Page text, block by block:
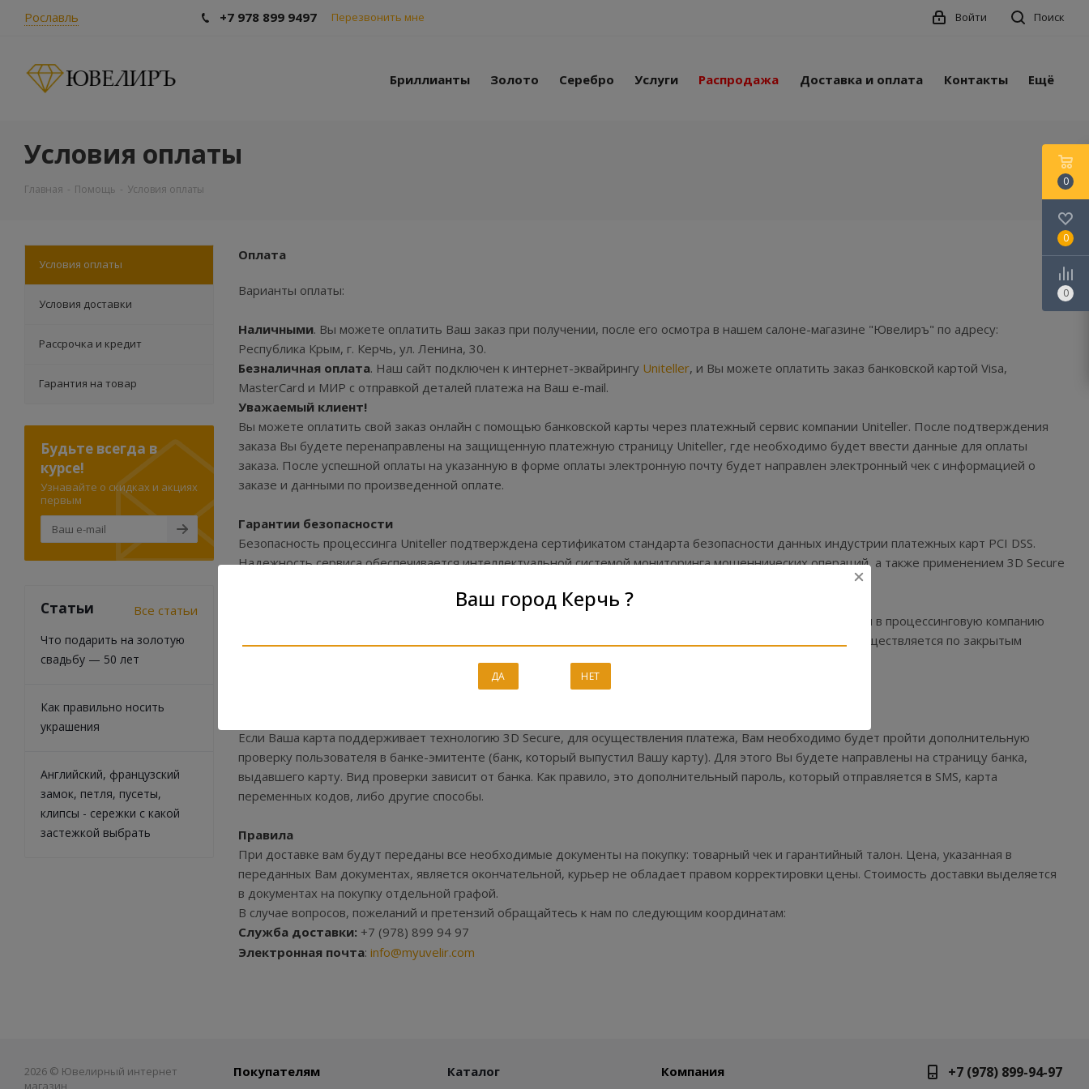
Ваш город Керчь ?
ДА НЕТ
Рославль +7 978 899 9497 Перезвонить мне Поиск
Войти
Бриллианты Золото Серебро Услуги Распродажа Доставка и оплата Контакты Ещё
Условия оплаты
Главная - Помощь - Условия оплаты
Оплата
Варианты оплаты:
Наличными. Вы можете оплатить Ваш заказ при получении, после его осмотра в нашем салоне-магазине "Ювелиръ" по адресу:
Республика Крым, г. Керчь, ул. Ленина, 30.
Безналичная оплата. Наш сайт подключен к интернет-эквайрингу Uniteller, и Вы можете оплатить заказ банковской картой Visa,
MasterCard и МИР с отправкой деталей платежа на Ваш e-mail.
Уважаемый клиент!
Вы можете оплатить свой заказ онлайн с помощью банковской карты через платежный сервис компании Uniteller. После подтверждения
заказа Вы будете перенаправлены на защищенную платежную страницу Uniteller, где необходимо будет ввести данные для оплаты
заказа. После успешной оплаты на указанную в форме оплаты электронную почту будет направлен электронный чек с информацией о
заказе и данными по произведенной оплате.
Гарантии безопасности
Безопасность процессинга Uniteller подтверждена сертификатом стандарта безопасности данных индустрии платежных карт PCI DSS.
Надежность сервиса обеспечивается интеллектуальной системой мониторинга мошеннических операций, а также применением 3D Secure
Данные Вашей карты вводятся на специальной защищенной платежной странице. Передача информации в процессинговую компанию
Uniteller происходит с применением технологии шифрования TLS. Дальнейшая передача информации осуществляется по закрытым
банковским каналам, имеющим наивысший уровень надежности.
Если Ваша карта поддерживает технологию 3D Secure, для осуществления платежа, Вам необходимо будет пройти дополнительную
проверку пользователя в банке-эмитенте (банк, который выпустил Вашу карту). Для этого Вы будете направлены на страницу банка,
выдавшего карту. Вид проверки зависит от банка. Как правило, это дополнительный пароль, который отправляется в SMS, карта
переменных кодов, либо другие способы.
Правила
При доставке вам будут переданы все необходимые документы на покупку: товарный чек и гарантийный талон. Цена, указанная в
переданных Вам документах, является окончательной, курьер не обладает правом корректировки цены. Стоимость доставки выделяется
в документах на покупку отдельной графой.
В случае вопросов, пожеланий и претензий обращайтесь к нам по следующим координатам:
Служба доставки: +7 (978) 899 94 97
Электронная почта: info@myuvelir.com
Условия оплаты
Условия доставки
Рассрочка и кредит
Гарантия на товар
Будьте всегда в
курсе!
Узнавайте о скидках и акциях
первым
Статьи Все статьи
Что подарить на золотую
свадьбу — 50 лет
Как правильно носить
украшения
Английский, французский
замок, петля, пусеты,
клипсы - сережки с какой
застежкой выбрать
2026 © Ювелирный интернет
магазин
Покупателям Каталог Компания +7 (978) 899-94-97
0
0
0